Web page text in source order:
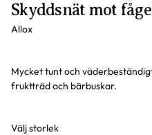
Skyddsnät mot
Allox
Mycket tunt och
fruktträd och bärbuskar.
Välj storlek